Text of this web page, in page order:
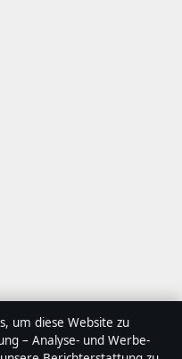
digitaler
um diese Website zu
– Analyse- und Werbe-